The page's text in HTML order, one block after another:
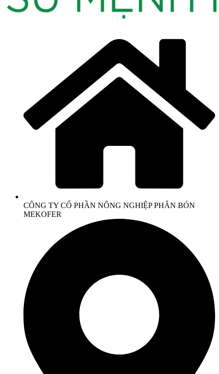
CÔNG TY CỔ PHẦN NÔNG NGHIỆP PHÂN BÓN
MEKOFER